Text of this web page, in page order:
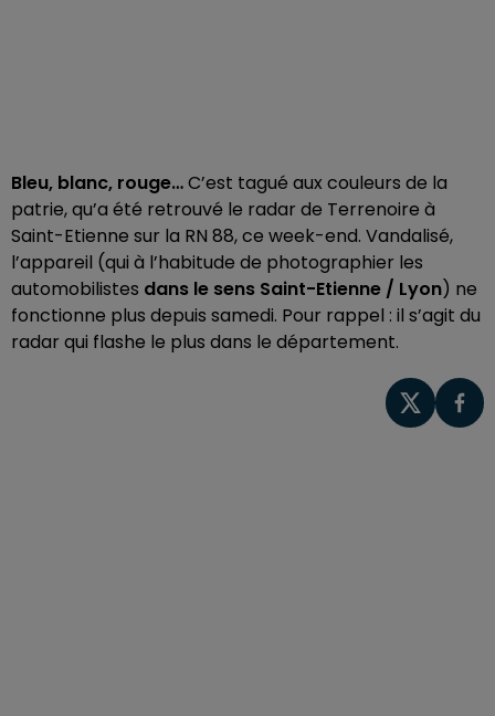
Bleu, blanc, rouge…C’est tagué aux couleurs de la
patrie, qu’a été retrouvé le radar de Terrenoire à
Saint-Etienne sur la RN 88, ce week-end. Vandalisé,
l’appareil (qui à l’habitude de photographier les
automobilistes dans le sens Saint-Etienne / Lyon) ne
fonctionne plus depuis samedi. Pour rappel : il s’agit du
radar qui flashe le plus dans le département.